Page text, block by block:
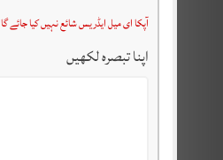
آپکا ای میل ایڈریس شائع نہیں کیا جائے گا
اپنا تبصرہ لکھیں